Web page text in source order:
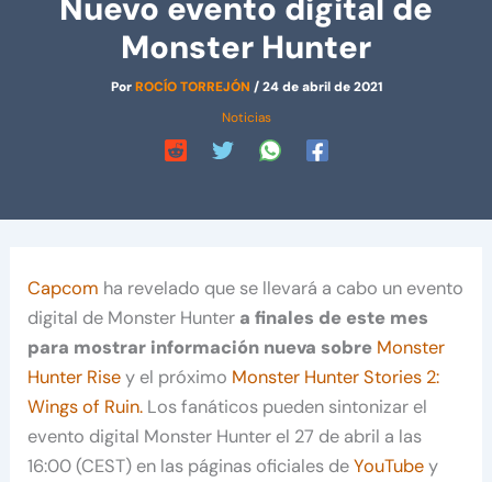
Nuevo evento digital de
Monster Hunter
PorROCÍO TORREJÓN /24 de abril de 2021
Noticias
Capcom ha revelado que se llevará a cabo un evento
digital de Monster Hunter a finales de este mes
para mostrar información nueva sobre Monster
Hunter Risey el próximo Monster Hunter Stories 2:
Wings of Ruin. Los fanáticos pueden sintonizar el
evento digital Monster Hunter el 27 de abril a las
16:00 (CEST) en las páginas oficiales deYouTubey